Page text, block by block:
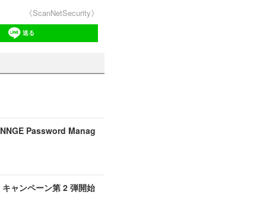
《ScanNetSecurity》
送る
Password Manag
ャンペーン第 2 弾開始